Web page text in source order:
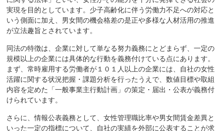
実現を目的としています。少子高齢化に伴う労働力不足への対応と
いう側面に加え、男女間の機会格差の是正や多様な人材活用の推進
が立法趣旨とされています。
同法の特徴は、企業に対して単なる努力義務にとどまらず、一定の
規模以上の企業には具体的な行動を義務付けている点にあります。
まず、常時雇用する労働者が１０１人以上の企業には、自社の女性
活躍に関する状況把握・課題分析を行ったうえで、数値目標や取組
内容を定めた「一般事業主行動計画」の策定・届出・公表が義務付
けられています。
さらに、情報公表義務として、女性管理職比率や男女間賃金差異と
いった一定の指標について、自社の実績を外部に公表することが求